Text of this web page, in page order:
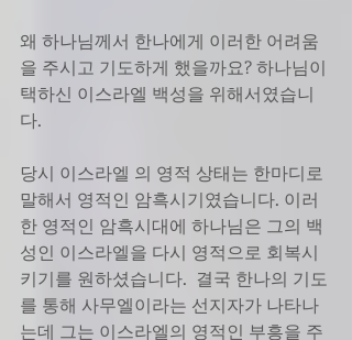
왜 하나님께서 한나에게 이러한 어려움
을 주시고 기도하게 했을까요? 하나님이
택하신 이스라엘 백성을 위해서였습니
다.
당시 이스라엘 의 영적 상태는 한마디로
말해서 영적인 암흑시기였습니다. 이러
한 영적인 암흑시대에 하나님은 그의 백
성인 이스라엘을 다시 영적으로 회복시
키기를 원하셨습니다.  결국 한나의 기도
를 통해 사무엘이라는 선지자가 나타나
는데 그는 이스라엘의 영적인 부흥을 주